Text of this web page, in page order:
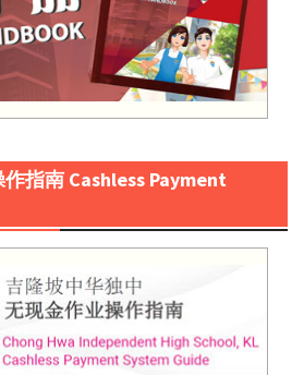
指南 Cashless Payment